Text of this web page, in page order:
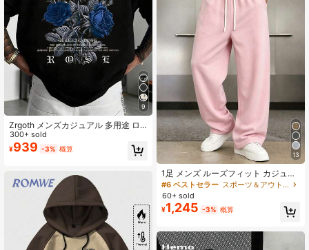
9
Zrgoth メンズカジュアル 多用途 ロ
ーズフラワープリント 半袖Tシャツ
300+ sold
¥939 -3% 概算
13
1足 メンズ ルーズフィット カジュア
ルスウェットパンツ、ミニマリスト
ソリッドカラー ワイドレッグデザイ
ン、ドローストリング ウエスト、大
きなポケット、デイリーウェア、ウ
の日のプレゼントに最適
#6 ベストセラー
スポーツ＆アウトドア - アスレジャー メンズスウェットパンツ
60+ sold
¥1,245 -3% 概算